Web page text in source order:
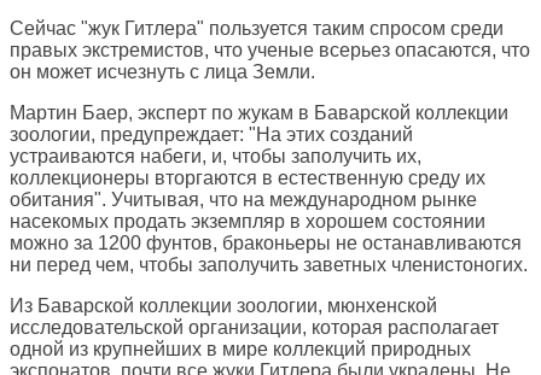
Сейчас "жук Гитлера" пользуется таким спросом среди
правых экстремистов, что ученые всерьез опасаются, что
он может исчезнуть с лица Земли.
Мартин Баер, эксперт по жукам в Баварской коллекции
зоологии, предупреждает: "На этих созданий
устраиваются набеги, и, чтобы заполучить их,
коллекционеры вторгаются в естественную среду их
обитания". Учитывая, что на международном рынке
насекомых продать экземпляр в хорошем состоянии
можно за 1200 фунтов, браконьеры не останавливаются
ни перед чем, чтобы заполучить заветных членистоногих.
Из Баварской коллекции зоологии, мюнхенской
исследовательской организации, которая располагает
одной из крупнейших в мире коллекций природных